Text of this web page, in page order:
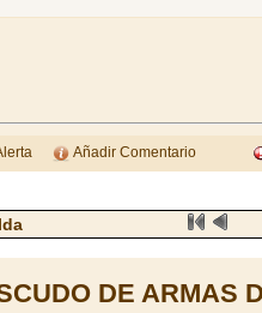
Añadir Comentario
DE ARMAS